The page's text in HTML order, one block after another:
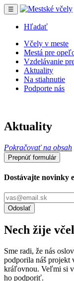
☰
Hľadať
Včely v meste
Mestá pre
Vzdelávanie
Aktuality
Na stiahnutie
Podporte nás
Aktuality
Pokračovať na obsah
Prepnúť formulár
Dostávajte novinky
Odoslať
Nech žije
Sme radi, že nás
podporila náš projekt
kráľovnou. Veľmi si
ho podporiť.